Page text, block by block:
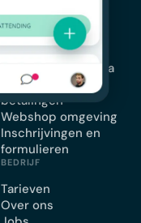
Ledenbeheer
App voor je
vereniging
Planning en agenda
Facturatie en
betalingen
Webshop omgeving
Inschrijvingen en
formulieren
BEDRIJF
Tarieven
Over ons